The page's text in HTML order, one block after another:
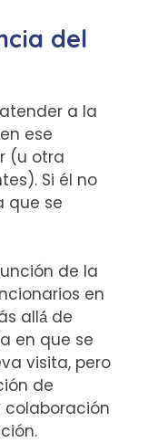
del
a la
ese
(u otra
Si él no
que se
de la
en
allá́ de
en que se
visita, pero
de